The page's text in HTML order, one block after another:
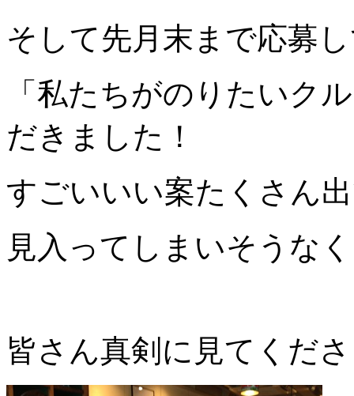
そして先月末まで応募
「私たちがのりたいク
だきました！
すごいいい案たくさん
見入ってしまいそうな
皆さん真剣に見てくだ